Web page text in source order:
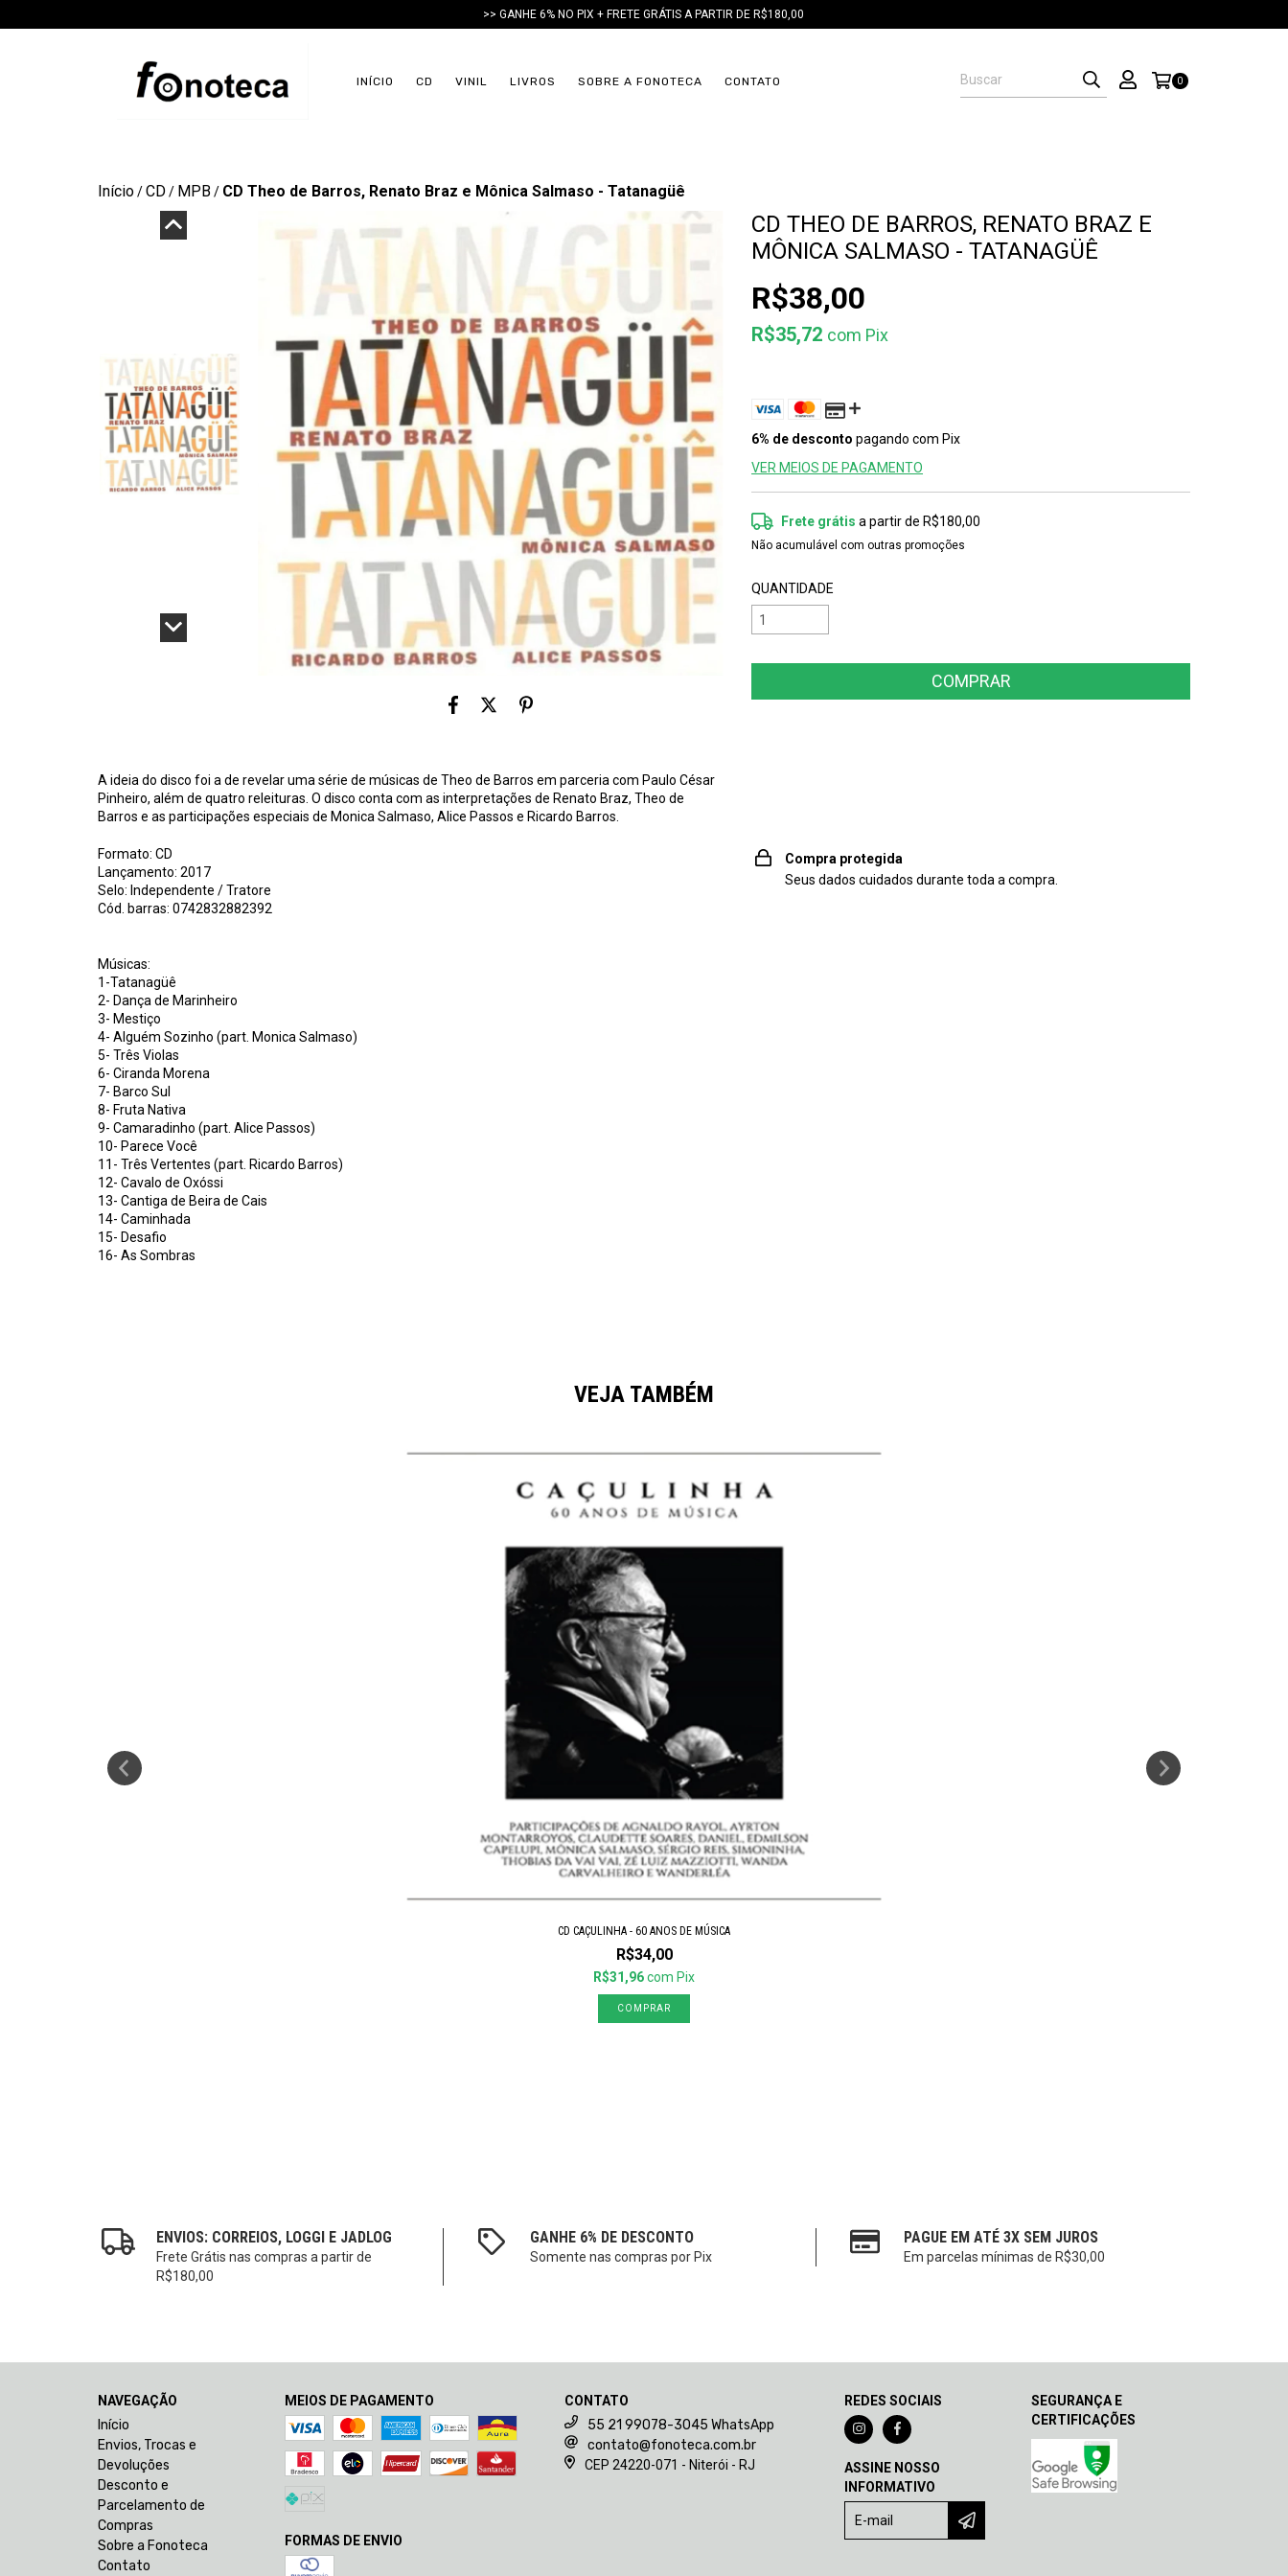
>> GANHE 6% NO PIX + FRETE GRÁTIS A PARTIR DE R$180,00
INÍCIO CD VINIL LIVROS SOBRE A FONOTECA CONTATO 0
Início/CD/ MPB/ CD Theo de Barros, Renato Braz e Mônica Salmaso - Tatanagüê
A ideia do disco foi a de revelar uma série de músicas de Theo de Barros em parceria com Paulo César
Pinheiro, além de quatro releituras. O disco conta com as interpretações de Renato Braz, Theo de
Barros e as participações especiais de Monica Salmaso, Alice Passos e Ricardo Barros.
Formato: CD
Lançamento: 2017
Selo: Independente / Tratore
Cód. barras: 0742832882392
Músicas:
1-Tatanagüê
2- Dança de Marinheiro
3- Mestiço
4- Alguém Sozinho (part. Monica Salmaso)
5- Três Violas
6- Ciranda Morena
7- Barco Sul
8- Fruta Nativa
9- Camaradinho (part. Alice Passos)
10- Parece Você
11- Três Vertentes (part. Ricardo Barros)
12- Cavalo de Oxóssi
13- Cantiga de Beira de Cais
14- Caminhada
15- Desafio
16- As Sombras
CD THEO DE BARROS, RENATO BRAZ E
MÔNICA SALMASO - TATANAGÜÊ
R$38,00
R$35,72 com Pix
6% de desconto pagando com Pix
VER MEIOS DE PAGAMENTO
Frete grátis a partir de R$180,00
Não acumulável com outras promoções
QUANTIDADE
Compra protegida
Seus dados cuidados durante toda a compra.
VEJA TAMBÉM
CD CAÇULINHA - 60 ANOS DE MÚSICA
R$34,00
R$31,96com Pix
ENVIOS: CORREIOS, LOGGI E JADLOG
Frete Grátis nas compras a partir de
R$180,00
GANHE 6% DE DESCONTO
Somente nas compras por Pix
PAGUE EM ATÉ 3X SEM JUROS
Em parcelas mínimas de R$30,00
NAVEGAÇÃO
Início
Envios, Trocas e
Devoluções
Desconto e
Parcelamento de
Compras
Sobre a Fonoteca
Contato
MEIOS DE PAGAMENTO
FORMAS DE ENVIO
CONTATO
55 21 99078-3045 WhatsApp
contato@fonoteca.com.br
CEP 24220-071 - Niterói - RJ
REDES SOCIAIS
ASSINE NOSSO
INFORMATIVO
SEGURANÇA E
CERTIFICAÇÕES